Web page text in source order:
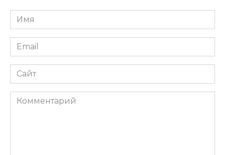
Имя
Email
Сайт
Комментарий